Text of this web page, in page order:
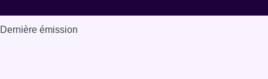
Dernière émission